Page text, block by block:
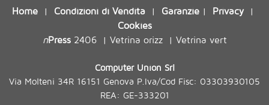
Home | Condizioni di Vendita | Garanzie | Privacy|
Cookies
nPress2406| Vetrina orizz| Vetrina vert
Computer Union Srl
Via Molteni 34R 16151 Genova P.Iva/Cod Fisc: 03303930105
REA: GE-333201